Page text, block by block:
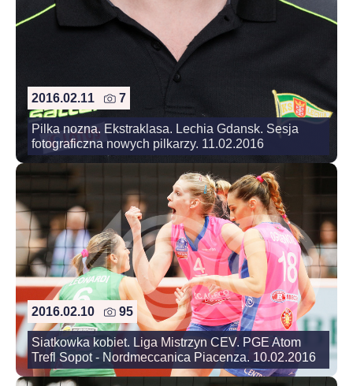
2016.02.11 7
Pilka nozna. Ekstraklasa. Lechia Gdansk. Sesja
fotograficzna nowych pilkarzy. 11.02.2016
2016.02.10 95
Siatkowka kobiet. Liga Mistrzyn CEV. PGE Atom
Trefl Sopot - Nordmeccanica Piacenza. 10.02.2016